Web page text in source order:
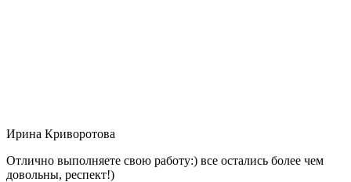
Ирина Криворотова
Отлично выполняете свою работу:) все остались более чем
довольны, респект!)